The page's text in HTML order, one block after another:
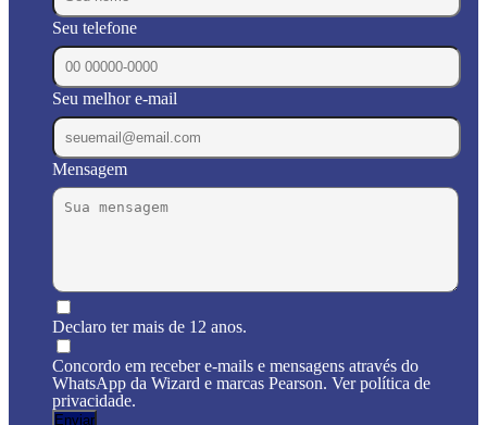
Seu telefone
Seu melhor e-mail
Mensagem
Declaro ter mais de 12 anos.
Concordo em receber e-mails e mensagens através do
WhatsApp da Wizard e marcas Pearson. Ver política de
privacidade.